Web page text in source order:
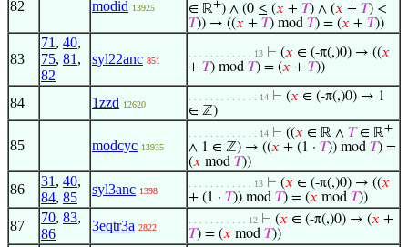
82 modid 13925 ∈ ℝ+) ∧ (0 ≤ (𝑥 + 𝑇) ∧ (𝑥 + 𝑇) <
𝑇)) → ((𝑥 + 𝑇) mod 𝑇) = (𝑥 + 𝑇))
83
71 , 40,
75, 81 ,
82
syl22anc 851
. . . . . . . . . . . . 13 ⊢ (𝑥 ∈ (-π(,)0) → ((𝑥
+ 𝑇) mod 𝑇) = (𝑥 + 𝑇))
84 1zzd 12620
. . . . . . . . . . . . . 14 ⊢ (𝑥 ∈ (-π(,)0) → 1
∈ ℤ)
85 modcyc 13935
. . . . . . . . . . . . . 14 ⊢ ((𝑥 ∈ ℝ ∧ 𝑇∈ ℝ+
∧ 1 ∈ ℤ) → ((𝑥 + (1 · 𝑇)) mod 𝑇) =
(𝑥 mod 𝑇))
86
31 , 40,
84, 85
syl3anc 1398
. . . . . . . . . . . . 13 ⊢ (𝑥 ∈ (-π(,)0) → ((𝑥
+ (1 · 𝑇)) mod 𝑇) = (𝑥 mod 𝑇))
87
70, 83,
86
3eqtr3a 2822
. . . . . . . . . . . 12 ⊢ (𝑥 ∈ (-π(,)0) → (𝑥 +
𝑇) = (𝑥 mod 𝑇))